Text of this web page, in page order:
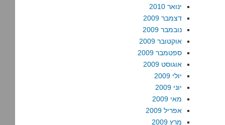
ינואר 2010
דצמבר 2009
נובמבר 2009
אוקטובר 2009
ספטמבר 2009
אוגוסט 2009
יולי 2009
יוני 2009
מאי 2009
אפריל 2009
מרץ 2009